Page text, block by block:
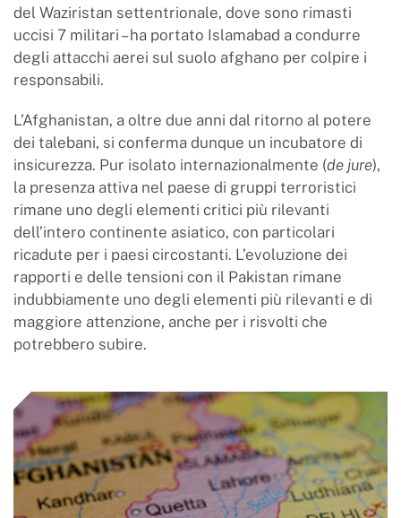
del Waziristan settentrionale, dove sono rimasti
uccisi 7 militari – ha portato Islamabad a condurre
degli attacchi aerei sul suolo afghano per colpire i
responsabili.
L’Afghanistan, a oltre due anni dal ritorno al potere
dei talebani, si conferma dunque un incubatore di
insicurezza. Pur isolato internazionalmente (de jure),
la presenza attiva nel paese di gruppi terroristici
rimane uno degli elementi critici più rilevanti
dell’intero continente asiatico, con particolari
ricadute per i paesi circostanti. L’evoluzione dei
rapporti e delle tensioni con il Pakistan rimane
indubbiamente uno degli elementi più rilevanti e di
maggiore attenzione, anche per i risvolti che
potrebbero subire.